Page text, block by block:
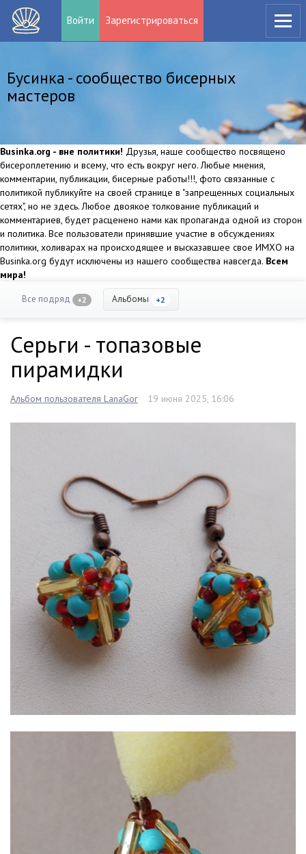
Войти Зарегистрироваться
Бусинка - сообщество бисерных
мастеров
Businka.org - вне политики! Друзья, наше сообщество посвящено
бисероплетению и всему, что есть вокруг него. Любые мнения,
комментарии, публикации, бисерные работы!!!, фото связанные с
политикой публикуйте на своей странице в "запрещенных социальных
сетях", но не здесь. Любое двоякое толкование публикаций и
комментариев, будет расценено нами как пропаганда одной из сторон
и политика. Все пользователи принявшие участие в обсуждениях
политики, холиварах на происходящее и высказавшее свое ИМХО на
Businka.org будут исключены из нашего сообщества навсегда. Всем
мира!
Все подряд +2 Альбомы +2
Серьги - топазовые
пирамидки
Альбом пользователя LanaGor 19 июня 2025, 16:06